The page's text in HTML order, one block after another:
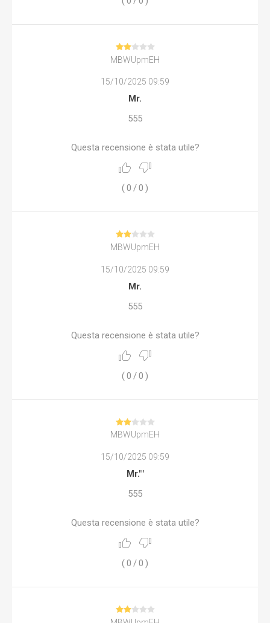
MBWUpmEH
15/10/2025 09:59
Mr.
555
Questa recensione è stata utile?
( 0 /0 )
MBWUpmEH
15/10/2025 09:59
Mr.
555
Questa recensione è stata utile?
(0 /0 )
MBWUpmEH
15/10/2025 09:59
Mr.'"
555
Questa recensione è stata utile?
(0 /0 )